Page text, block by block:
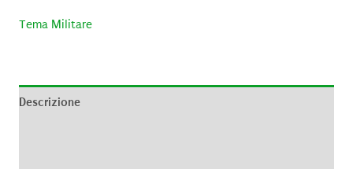
Tema Militare
Descrizione